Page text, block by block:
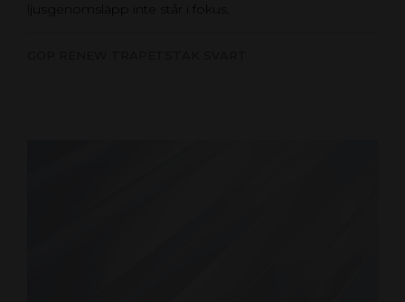
ljusgenomsläpp inte står i fokus.